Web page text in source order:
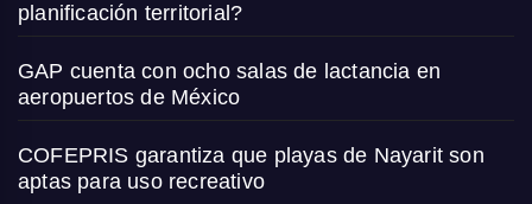
planificación territorial?
GAP cuenta con ocho salas de lactancia en
aeropuertos de México
COFEPRIS garantiza que playas de Nayarit son
aptas para uso recreativo